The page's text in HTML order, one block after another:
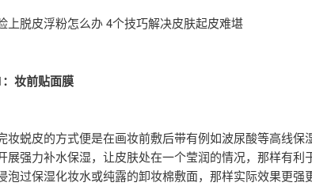
上脱皮浮粉怎么办 4个技巧解决皮肤起皮难堪
妆前贴面膜
妆蜕皮的方式便是在画妆前敷后带有例如波尿酸等高线保
展强力补水保湿，让皮肤处在一个莹润的情况，那样有利
泡过保湿化妆水或纯露的卸妆棉敷面，那样实际效果更强